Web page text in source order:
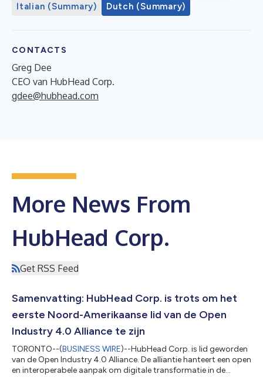
Italian (Summary)
Dutch (Summary)
CONTACTS
Greg Dee
CEO van HubHead Corp.
gdee@hubhead.com
More News From
HubHead Corp.
Get RSS Feed
Samenvatting: HubHead Corp. is trots om het
eerste Noord-Amerikaanse lid van de Open
Industry 4.0 Alliance te zijn
TORONTO--(BUSINESS WIRE)--HubHead Corp. is lid geworden
van de Open Industry 4.0 Alliance. De alliantie hanteert een open
en interoperabele aanpak om digitale transformatie in de